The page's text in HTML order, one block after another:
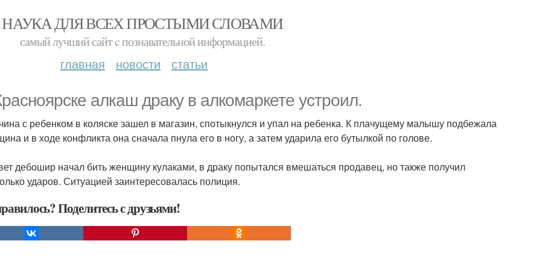
НАУКА ДЛЯ ВСЕХ ПРОСТЫМИ СЛОВАМИ
самый лучший сайт c познавательной информацией.
главная новости статьи
алкаш драку в алкомаркете устроил.
с ребенком в коляске зашел в магазин, спотыкнулся и упал на ребенка. К плачущему малышу подбежала
и в ходе конфликта она сначала пнула его в ногу, а затем ударила его бутылкой по голове.
дебошир начал бить женщину кулаками, в драку попытался вмешаться продавец, но также получил
ударов. Ситуацией заинтересовалась полиция.
Поделитесь с друзьями!